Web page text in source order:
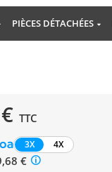
PIÈCES DÉTACHÉES
TTC
3X 4X
€